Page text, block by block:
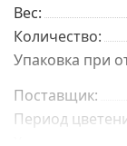
Вес:
Количeствo:
Упаковка при
Поставщик:
Период